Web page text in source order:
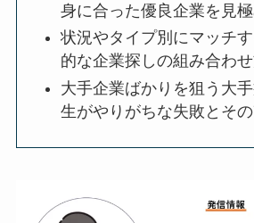
身に合った優良企業を見
状況やタイプ別にマッチ
的な企業探しの組み合わ
大手企業ばかりを狙う大
生がやりがちな失敗とそ